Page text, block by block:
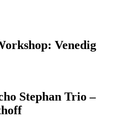
Venedig
Stephan Trio –